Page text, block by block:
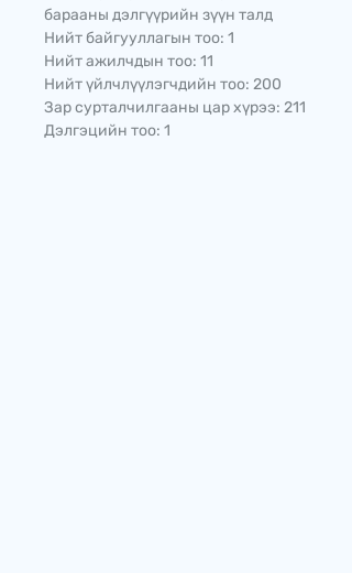
барааны дэлгүүрийн зүүн талд
Нийт байгууллагын тоо: 1
Нийт ажилчдын тоо: 11
Нийт үйлчлүүлэгчдийн тоо: 200
Зар сурталчилгааны цар хүрээ: 211
Дэлгэцийн тоо: 1